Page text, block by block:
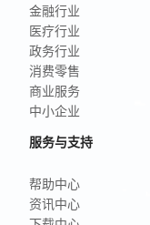
金融行业
医疗行业
政务行业
消费零售
商业服务
中小企业
服务与支持
帮助中心
资讯中心